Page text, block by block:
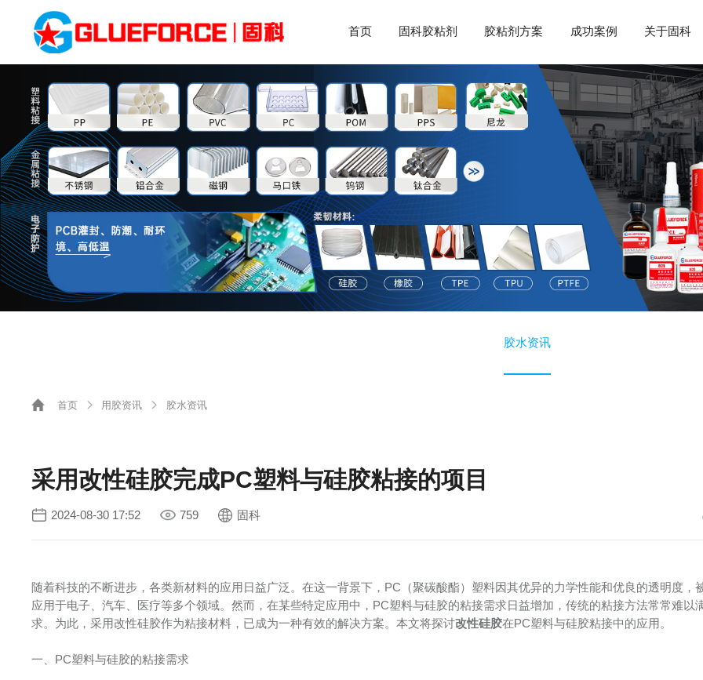
首页 固科胶粘剂 胶粘剂方案 成功案例 关于固科
胶水资讯
首页 用胶资讯 胶水资讯
采用改性硅胶完成PC塑料与硅胶粘接的项目
2024-08-30 17:52 759 固科
随着科技的不断进步，各类新材料的应用日益广泛。在这一背景下，PC（聚碳酸酯）塑料因其优异的力学性能和优良的透明度，
应用于电子、汽车、医疗等多个领域。然而，在某些特定应用中，PC塑料与硅胶的粘接需求日益增加，传统的粘接方法常常难以
求。为此，采用改性硅胶作为粘接材料，已成为一种有效的解决方案。本文将探讨改性硅胶在PC塑料与硅胶粘接中的应用。
一、PC塑料与硅胶的粘接需求